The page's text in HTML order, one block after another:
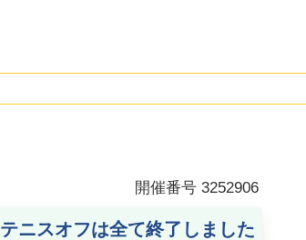
開催番号 3252906
テニスオフは全て終了しました